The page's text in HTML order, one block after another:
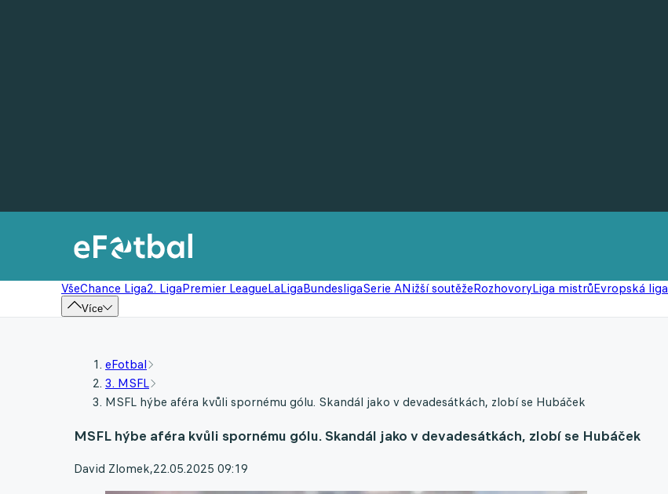
VšeChance Liga2. LigaPremier LeagueLaLigaBundesligaSerie ANižší soutěžeRozhovoryLiga mistrůEvropská liga
Více
eFotbal
3. MSFL
MSFL hýbe aféra kvůli spornému gólu. Skandál jako v devadesátkách, zlobí se Hubáček
MSFL hýbe aféra kvůli spornému gólu. Skandál jako v devadesátkách, zlobí se Hubáček
David Zlomek,22.05.2025 09:19